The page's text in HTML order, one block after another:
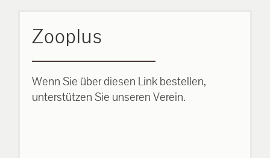
Zooplus
Wenn Sie über diesen Link bestellen,
unterstützen Sie unseren Verein.